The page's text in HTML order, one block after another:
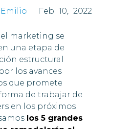
| Feb 10, 2022
marketing se
una etapa de
estructural
los avances
que promete
de trabajar de
en los próximos
los 5 grandes